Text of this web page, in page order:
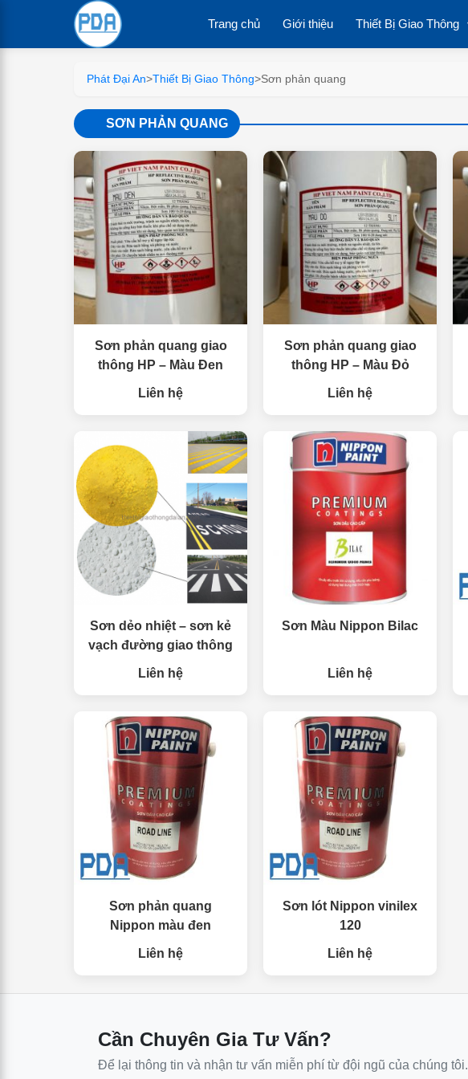
Trang chủ Giới thiệu Thiết Bị Giao Thông
Phát Đại An>Thiết Bị Giao Thông>Sơn phản quang
SƠN PHẢN QUANG
Sơn phản quang giao
thông HP – Màu Đen
Liên hệ
Sơn phản quang giao
thông HP – Màu Đỏ
Liên hệ
Sơn dẻo nhiệt – sơn kẻ
vạch đường giao thông
Liên hệ
Sơn Màu Nippon Bilac
Liên hệ
Sơn phản quang
Nippon màu đen
Liên hệ
Sơn lót Nippon vinilex
120
Liên hệ
Cần Chuyên Gia Tư Vấn?
Để lại thông tin và nhận tư vấn miễn phí từ đội ngũ của chúng tôi.